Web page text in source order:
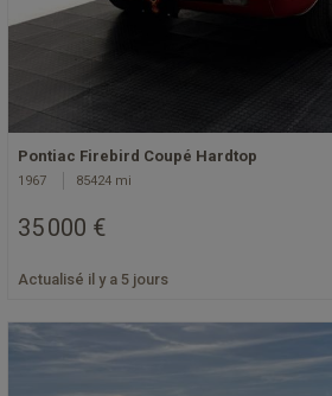
Pontiac Firebird Coupé Hardtop
1967 85424 mi
35 000 €
Actualisé il y a 5 jours